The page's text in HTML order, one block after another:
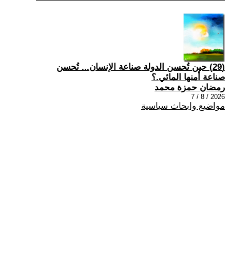
(29) حين تُحسن الدولة صناعة الإنسان... تُحسن
صناعة أمنها المائي.؟
رمضان حمزة محمد
2026 / 8 / 7
مواضيع وابحاث سياسية